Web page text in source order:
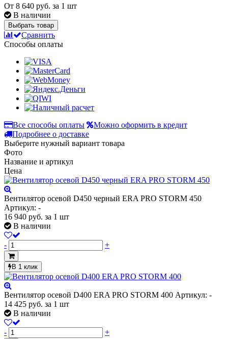
От 8 640 руб. за 1 шт
В наличии
Выбрать товар
Сравнить
Способы оплаты
Все способы оплаты
Можно оформить в кредит
Подробнее о доставке
Выберите нужный вариант товара
Фото
Название и артикул
Цена
Вентилятор осевой D450 черный ERA PRO STORM 450
Артикул: -
16 940 руб. за 1 шт
В наличии
- +
В 1 клик
Вентилятор осевой D400 ERA PRO STORM 400 Артикул: -
14 425 руб. за 1 шт
В наличии
- +